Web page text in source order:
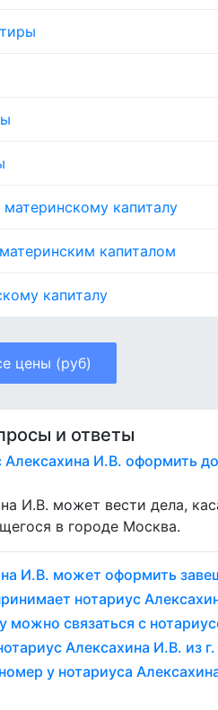
материнскому капиталу
капиталом
капиталу
цены (руб)
и ответы
И.В. оформить
И.В. может вести дела,
в городе Москва.
И.В. может оформить
нотариус
можно связаться с
Алексахина И.В. из
у нотариуса